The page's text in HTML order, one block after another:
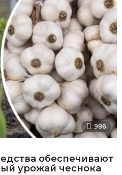
986
обеспечивают
урожай чеснока